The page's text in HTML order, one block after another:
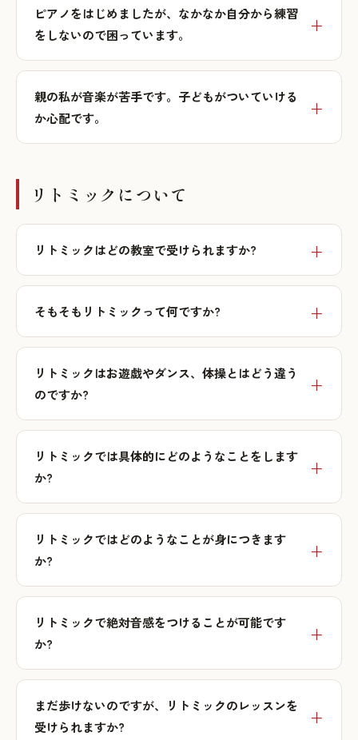
ピアノをはじめましたが、なかなか自分から練習
をしないので困っています。
親の私が音楽が苦手です。子どもがついていける
か心配です。
リトミックについて
リトミックはどの教室で受けられますか?
そもそもリトミックって何ですか?
リトミックはお遊戯やダンス、体操とはどう違う
のですか?
リトミックでは具体的にどのようなことをします
か?
リトミックではどのようなことが身につきます
か?
リトミックで絶対音感をつけることが可能です
か?
まだ歩けないのですが、リトミックのレッスンを
受けられますか?